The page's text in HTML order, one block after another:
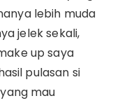
lebih muda
jelek sekali,
up saya
pulasan si
mau